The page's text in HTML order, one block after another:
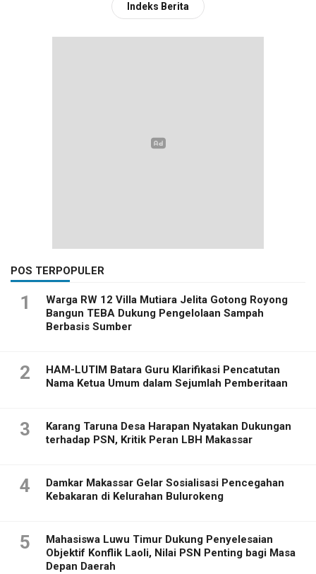
Indeks Berita
POS TERPOPULER
1
Warga RW 12 Villa Mutiara Jelita Gotong Royong
Bangun TEBA Dukung Pengelolaan Sampah
Berbasis Sumber
2
HAM-LUTIM Batara Guru Klarifikasi Pencatutan
Nama Ketua Umum dalam Sejumlah Pemberitaan
3
Karang Taruna Desa Harapan Nyatakan Dukungan
terhadap PSN, Kritik Peran LBH Makassar
4
Damkar Makassar Gelar Sosialisasi Pencegahan
Kebakaran di Kelurahan Bulurokeng
5
Mahasiswa Luwu Timur Dukung Penyelesaian
Objektif Konflik Laoli, Nilai PSN Penting bagi Masa
Depan Daerah